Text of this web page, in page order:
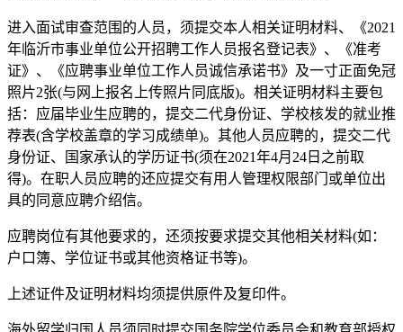
进入面试审查范围的人员，须提交本人相关证明材料、《2021
年临沂市事业单位公开招聘工作人员报名登记表》、《准考
证》、《应聘事业单位工作人员诚信承诺书》及一寸正面免冠
照片2张(与网上报名上传照片同底版)。相关证明材料主要包
括：应届毕业生应聘的，提交二代身份证、学校核发的就业推
荐表(含学校盖章的学习成绩单)。其他人员应聘的，提交二代
身份证、国家承认的学历证书(须在2021年4月24日之前取
得)。在职人员应聘的还应提交有用人管理权限部门或单位出
具的同意应聘介绍信。
应聘岗位有其他要求的，还须按要求提交其他相关材料(如：
户口簿、学位证书或其他资格证书等)。
上述证件及证明材料均须提供原件及复印件。